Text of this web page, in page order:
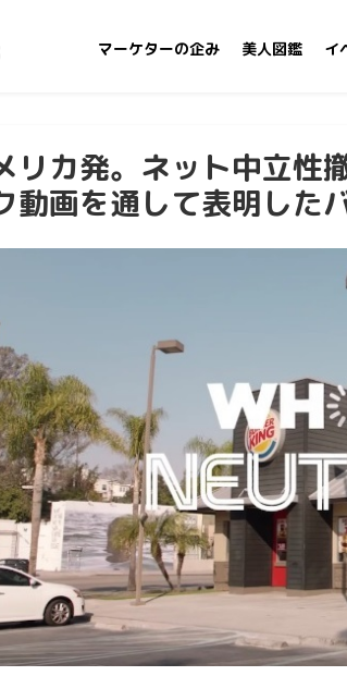
マーケターの企み 美人図鑑 イ
リカ発。ネット中立性
動画を通して表明した